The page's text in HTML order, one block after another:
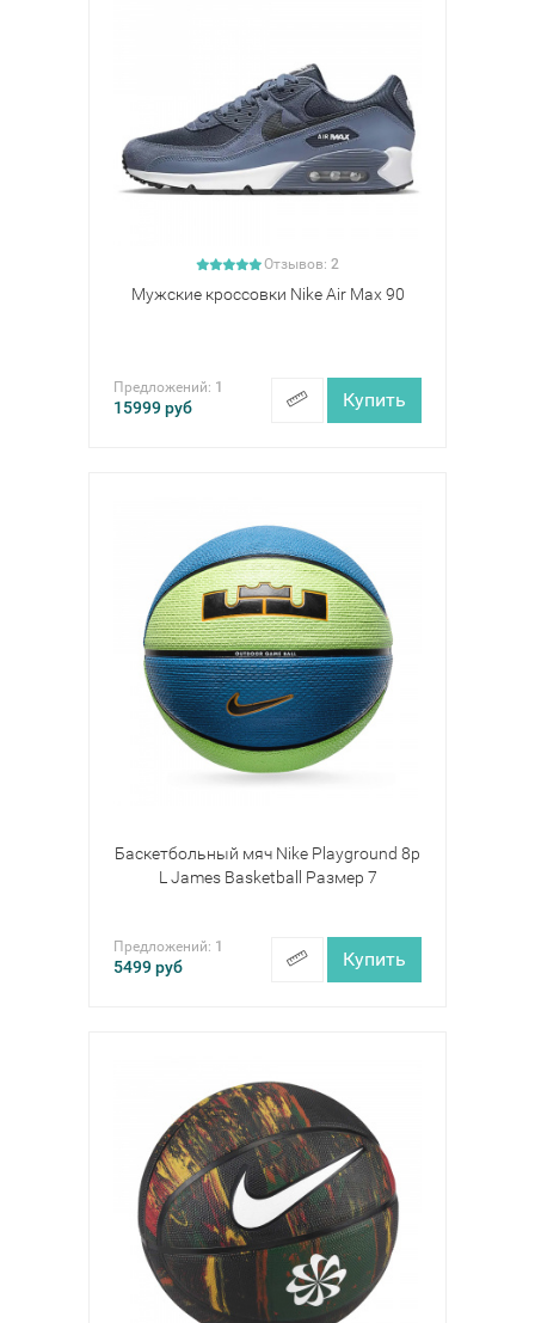
Отзывов: 2
Мужские кроссовки Nike Air Max 90
Предложений: 1
15999руб Купить
Баскетбольный мяч Nike Playground 8p
L James Basketball Размер 7
Предложений: 1
5499руб Купить